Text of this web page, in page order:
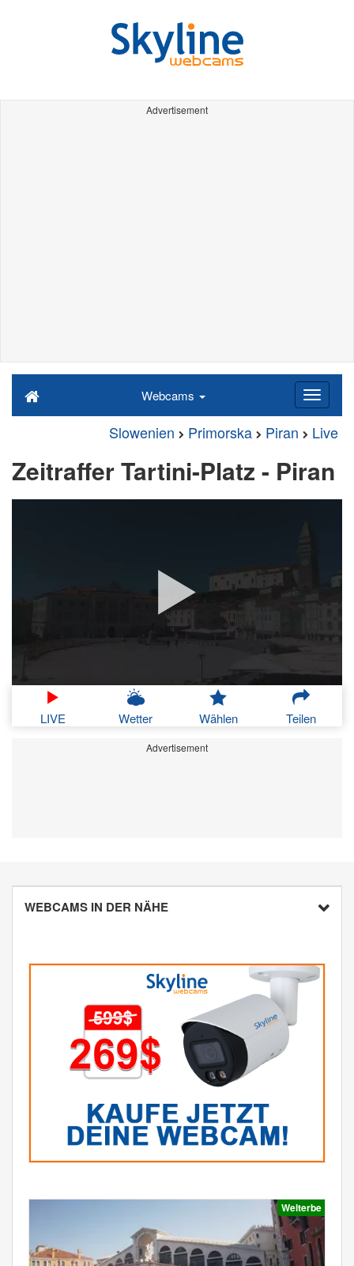
Advertisement
Webcams
Slowenien Primorska Piran Live
Zeitraffer Tartini-Platz - Piran
LIVE Wetter Wählen Teilen
Advertisement
WEBCAMS IN DER NÄHE
Welterbe